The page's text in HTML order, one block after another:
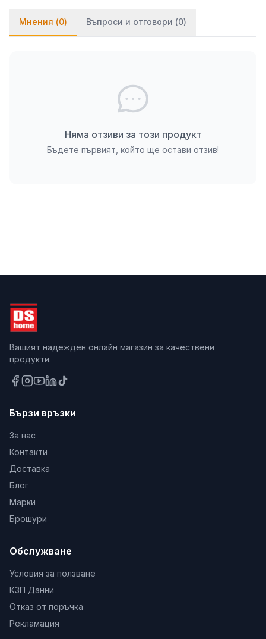
Мнения (0) Въпроси и отговори (0)
Няма отзиви за този продукт
Бъдете първият, който ще остави отзив!
Вашият надежден онлайн магазин за качествени
продукти.
Бързи връзки
За нас
Контакти
Доставка
Блог
Марки
Брошури
Обслужване
Условия за ползване
КЗП Данни
Отказ от поръчка
Рекламация